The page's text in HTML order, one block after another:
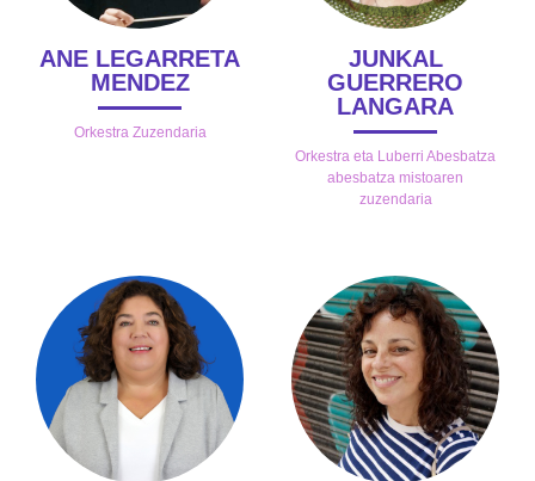
ANE LEGARRETA
MENDEZ
Orkestra Zuzendaria
JUNKAL
GUERRERO
LANGARA
Orkestra eta Luberri Abesbatza
abesbatza mistoaren
zuzendaria